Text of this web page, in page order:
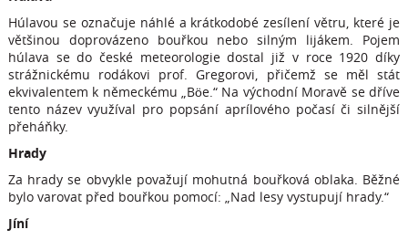
Húlavou se označuje náhlé a krátkodobé zesílení větru, které je
většinou doprovázeno bouřkou nebo silným lijákem. Pojem
húlava se do české meteorologie dostal již v roce 1920 díky
strážnickému rodákovi prof. Gregorovi, přičemž se měl stát
ekvivalentem k německému „Böe.“ Na východní Moravě se dříve
tento název využíval pro popsání aprílového počasí či silnější
přeháňky.
Hrady
Za hrady se obvykle považují mohutná bouřková oblaka. Běžné
bylo varovat před bouřkou pomocí: „Nad lesy vystupují hrady.“
Jíní